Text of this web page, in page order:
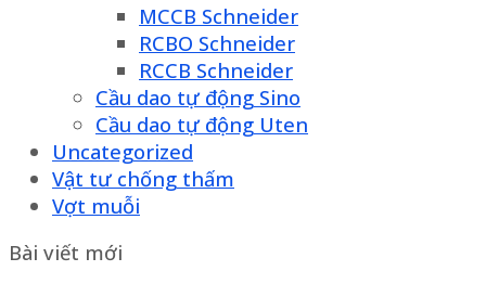
MCCB Schneider
RCBO Schneider
RCCB Schneider
Cầu dao tự động Sino
Cầu dao tự động Uten
Uncategorized
Vật tư chống thấm
Vợt muỗi
Bài viết mới